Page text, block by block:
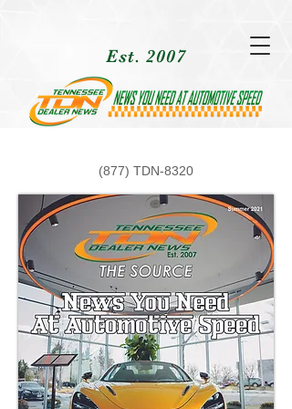
(877) TDN-8320
Est. 2007